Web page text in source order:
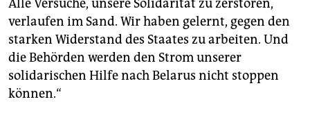
Alle Versuche, unsere Solidarität zu zerstören,
verlaufen im Sand. Wir haben gelernt, gegen den
starken Widerstand des Staates zu arbeiten. Und
die Behörden werden den Strom unserer
solidarischen Hilfe nach Belarus nicht stoppen
können.“